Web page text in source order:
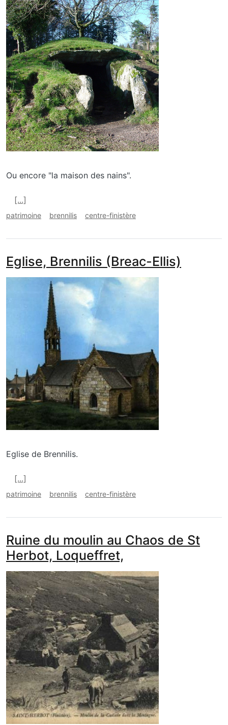
media_galerie_de_photo
Image
Ou encore "la maison des nains".
[...]
patrimoine brennilis centre-finistère
Eglise, Brennilis (Breac-Ellis)
media_galerie_de_photo
Eglise de Brennilis.
[...]
patrimoine brennilis centre-finistère
Ruine du moulin au Chaos de St
Herbot, Loqueffret,
media_galerie_de_photo
Image